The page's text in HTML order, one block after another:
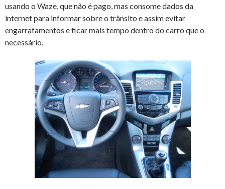
usando o Waze, que não é pago, mas consome dados da
internet para informar sobre o trânsito e assim evitar
engarrafamentos e ficar mais tempo dentro do carro que o
necessário.